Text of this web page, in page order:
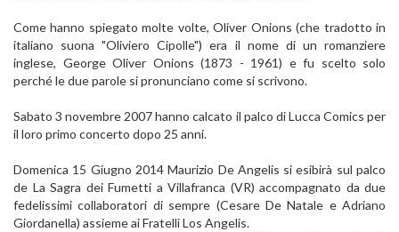
Come hanno spiegato molte volte, Oliver Onions (che tradotto in
italiano suona "Oliviero Cipolle") era il nome di un romanziere
inglese, George Oliver Onions (1873 - 1961) e fu scelto solo
perché le due parole si pronunciano come si scrivono.
Sabato 3 novembre 2007 hanno calcato il palco di Lucca Comics per
il loro primo concerto dopo 25 anni.
Domenica 15 Giugno 2014 Maurizio De Angelis si esibirà sul palco
de La Sagra dei Fumetti a Villafranca (VR) accompagnato da due
fedelissimi collaboratori di sempre (Cesare De Natale e Adriano
Giordanella) assieme ai Fratelli Los Angelis.